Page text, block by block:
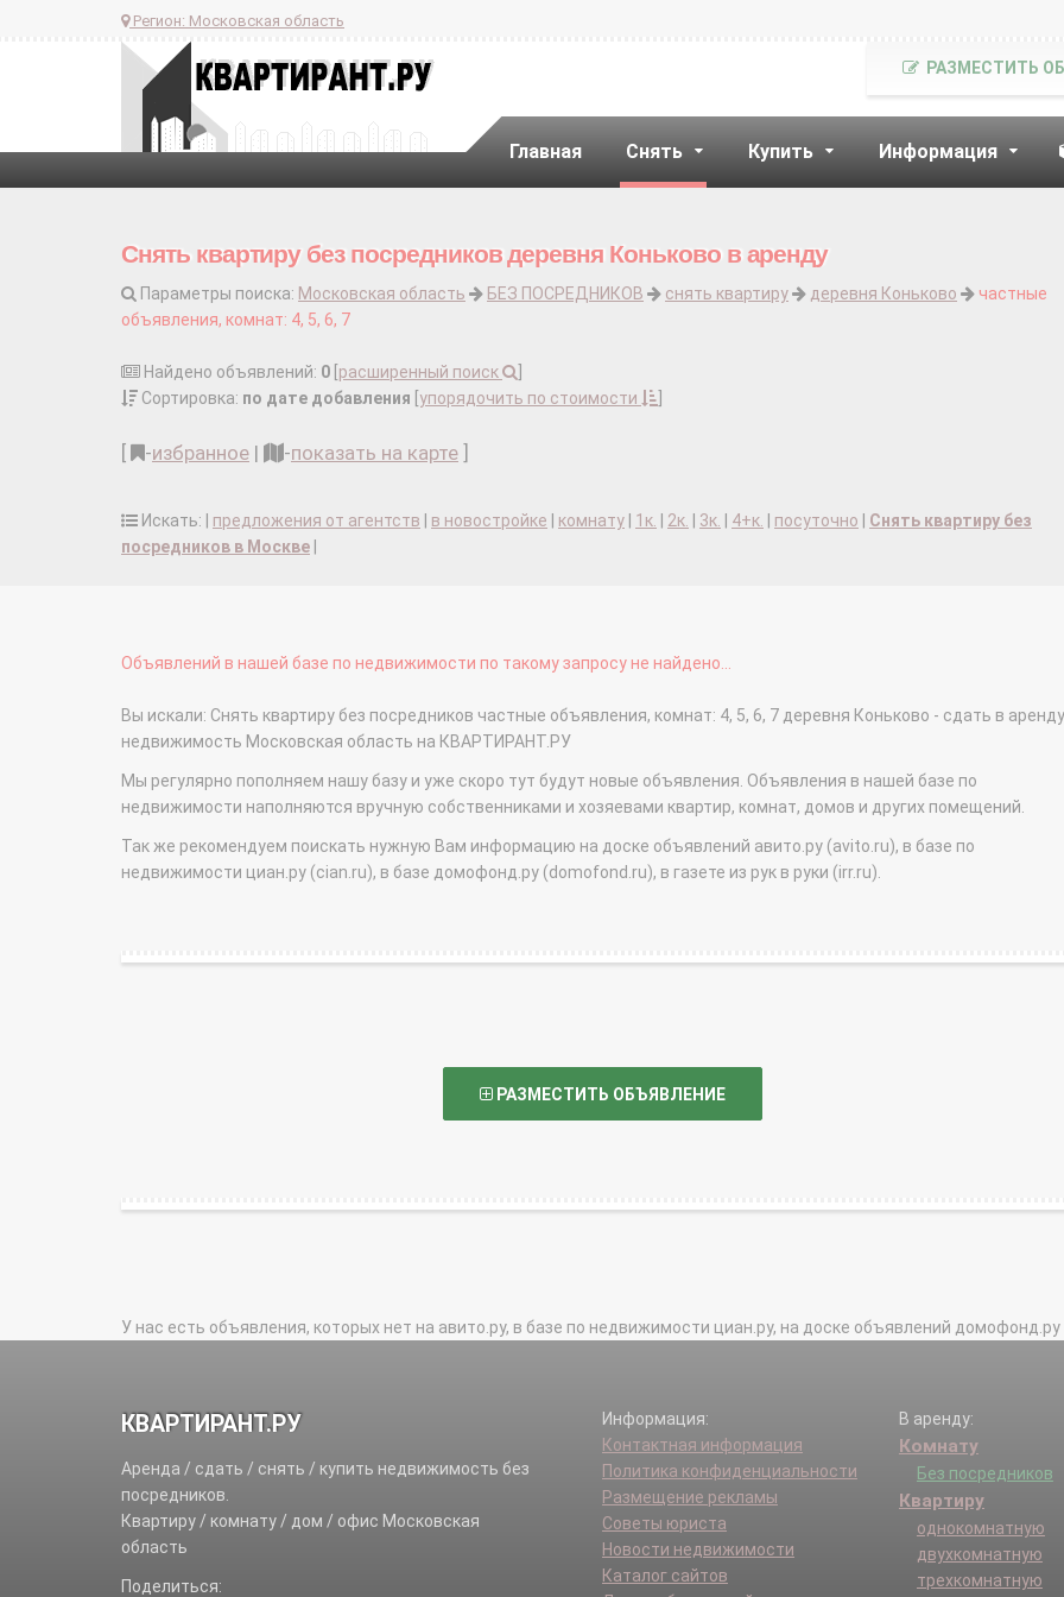
Регион: Московская область
Главная Снять Купить Информация
РАЗМЕСТИТЬ
Снять квартиру без посредников деревня Коньково в аренду
Параметры поиска: Московская область БЕЗ ПОСРЕДНИКОВ снять квартиру деревня Коньково
частные
объявления, комнат: 4, 5, 6, 7
Найдено объявлений: 0 расширенный поиск
Сортировка: по дате добавления упорядочить по стоимости
-избранное | -показать на карте
Искать: | предложения от агентств в новостройке комнату 1к. 2к. 3к. 4+к. посуточно
Снять квартиру без
посредников в Москве
Объявлений в нашей базе по недвижимости по такому запросу не найдено...
Вы искали: Снять квартиру без посредников частные объявления, комнат: 4, 5, 6, 7 деревня Коньково - сдать в аренду
недвижимость Московская область на КВАРТИРАНТ.РУ
Мы регулярно пополняем нашу базу и уже скоро тут будут новые объявления. Объявления в нашей базе по
недвижимости наполняются вручную собственниками и хозяевами квартир, комнат, домов и других помещений.
Так же рекомендуем поискать нужную Вам информацию на доске объявлений авито.ру (avito.ru), в базе по
недвижимости циан.ру (cian.ru), в базе домофонд.ру (domofond.ru), в газете из рук в руки (irr.ru).
РАЗМЕСТИТЬ ОБЪЯВЛЕНИЕ
У нас есть объявления, которых нет на авито.ру, в базе по недвижимости циан.ру, на доске объявлений домофонд.ру
КВАРТИРАНТ.РУ
Аренда / сдать / снять / купить недвижимость без
посредников.
Квартиру / комнату / дом / офис Московская
область
Поделиться:
Информация:
Контактная информация
Политика конфиденциальности
Размещение рекламы
Советы юриста
Новости недвижимости
Каталог сайтов
В аренду:
Комнату
Без посредников
Квартиру
однокомнатную
двухкомнатную
трехкомнатную